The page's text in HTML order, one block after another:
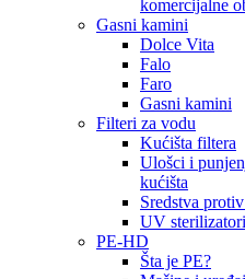
komercijalne
Gasni kamini
Dolce Vita
Falo
Faro
Gasni kamini
Filteri za vodu
Kućišta filtera
Ulošci i
kućišta
Sredstva
UV sterilizatori
PE-HD
Šta je PE?